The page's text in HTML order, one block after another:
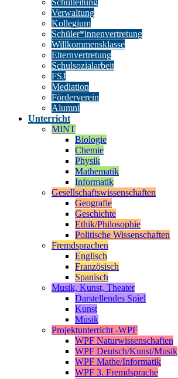
Schulleitung
Verwaltung
Kollegium
Schüler*innenvertretung
Willkommensklasse
Elternvertretung
Schulsozialarbeit
FSJ
Mediation
Förderverein
Alumni
Unterricht
MINT
Biologie
Chemie
Physik
Mathematik
Informatik
Gesellschaftswissenschaften
Geografie
Geschichte
Ethik/Philosophie
Politische Wissenschaften
Fremdsprachen
Englisch
Französisch
Spanisch
Musik, Kunst, Theater
Darstellendes Spiel
Kunst
Musik
Projektunterricht -WPF
WPF Naturwissenschaften
WPF Deutsch/Kunst/Musik
WPF Mathe/Informatik
WPF 3. Fremdsprache